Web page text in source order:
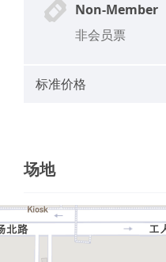
Non-Member
非会员票
标准价格
场地